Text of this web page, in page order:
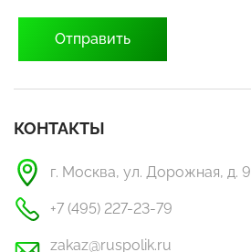
КОНТАКТЫ
г. Москва, ул. Дорожная, д.
+7 (495) 227-23-79
zakaz@ruspolik.ru